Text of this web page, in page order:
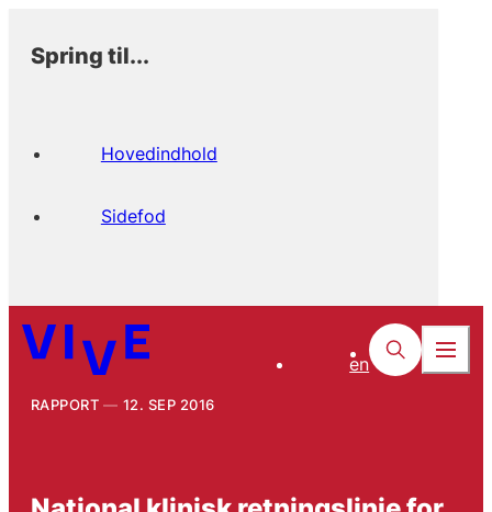
Spring til...
Hovedindhold
Sidefod
en
RAPPORT 12. SEP 2016